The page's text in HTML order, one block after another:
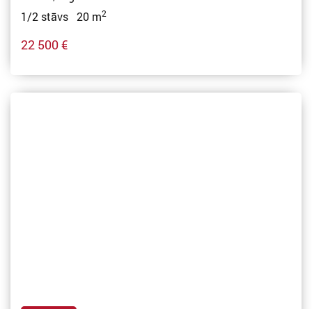
1/2 stāvs 20 m2
22 500 €